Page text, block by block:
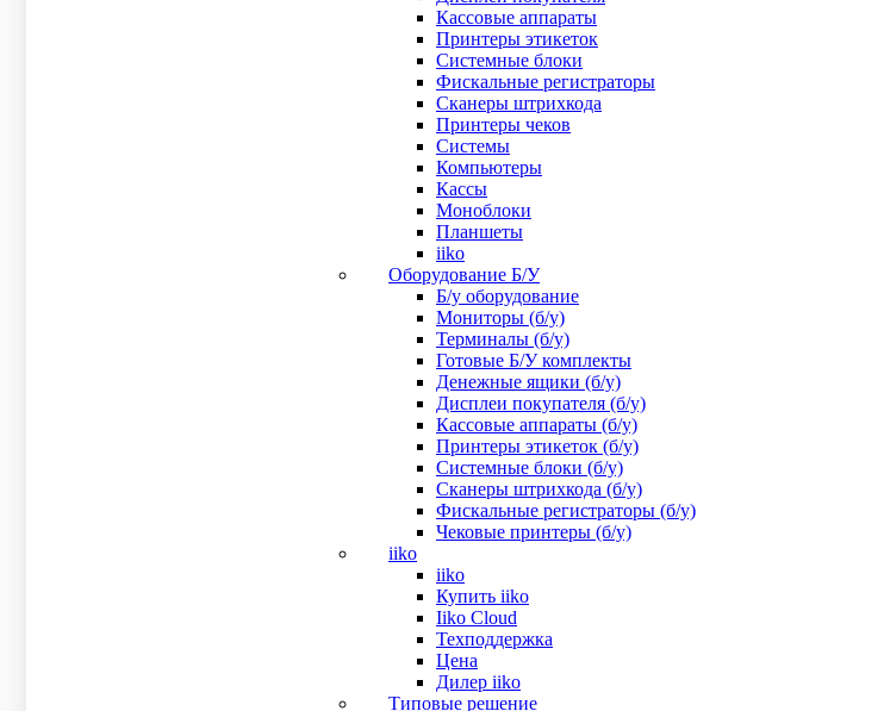
Кассовые аппараты
Принтеры этикеток
Системные блоки
Фискальные регистраторы
Сканеры штрихкода
Принтеры чеков
Cистемы
Компьютеры
Кассы
Моноблоки
Планшеты
iiko
Оборудование Б/У
Б/у оборудование
Мониторы (б/у)
Терминалы (б/у)
Готовые Б/У комплекты
Денежные ящики (б/у)
Дисплеи покупателя (б/у)
Кассовые аппараты (б/у)
Принтеры этикеток (б/у)
Системные блоки (б/у)
Сканеры штрихкода (б/у)
Фискальные регистраторы (б/у)
Чековые принтеры (б/у)
iiko
iiko
Купить iiko
Iiko Cloud
Техподдержка
Цена
Дилер iiko
Типовые решение